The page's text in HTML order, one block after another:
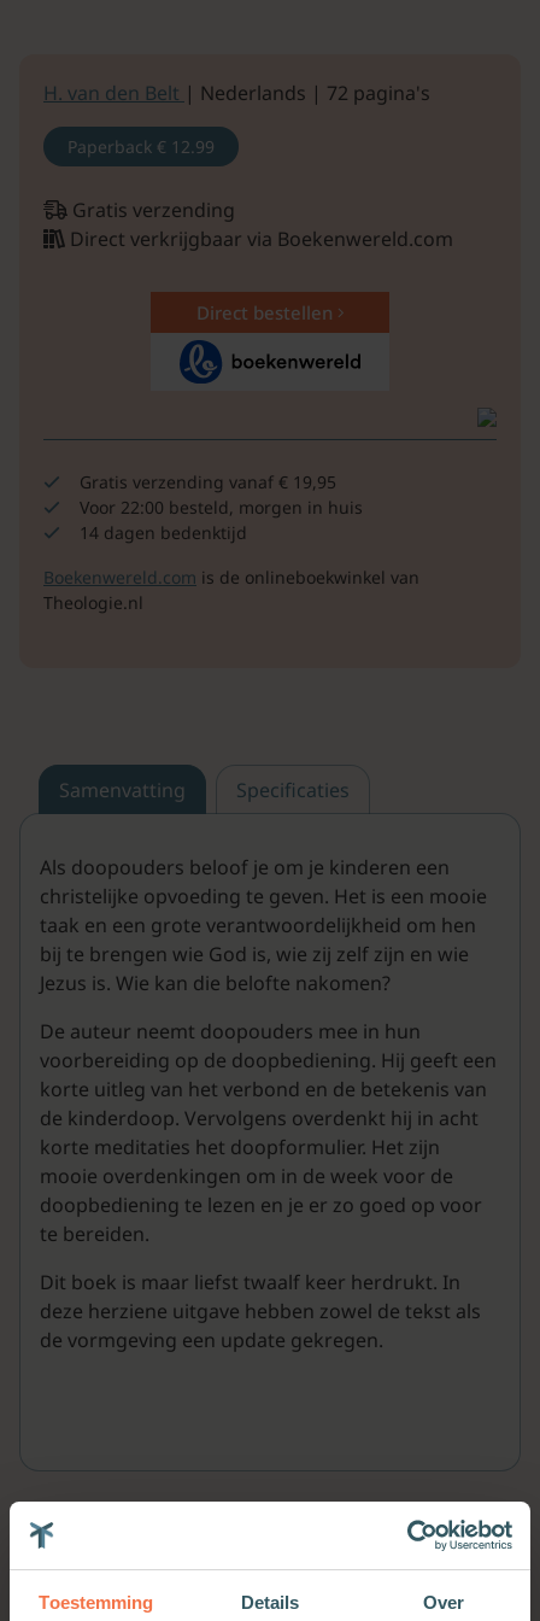
Toestemming Details Over
H. van den Belt | Nederlands | 72 pagina's
Paperback € 12.99
Gratis verzending
Direct verkrijgbaar via Boekenwereld.com
Direct bestellen
Gratis verzending vanaf € 19,95
Voor 22:00 besteld, morgen in huis
14 dagen bedenktijd
Boekenwereld.com is de onlineboekwinkel van
Theologie.nl
Samenvatting Specificaties
Als doopouders beloof je om je kinderen een
christelijke opvoeding te geven. Het is een mooie
taak en een grote verantwoordelijkheid om hen
bij te brengen wie God is, wie zij zelf zijn en wie
Jezus is. Wie kan die belofte nakomen?
De auteur neemt doopouders mee in hun
voorbereiding op de doopbediening. Hij geeft een
korte uitleg van het verbond en de betekenis van
de kinderdoop. Vervolgens overdenkt hij in acht
korte meditaties het doopformulier. Het zijn
mooie overdenkingen om in de week voor de
doopbediening te lezen en je er zo goed op voor
te bereiden.
Dit boek is maar liefst twaalf keer herdrukt. In
deze herziene uitgave hebben zowel de tekst als
de vormgeving een update gekregen.
Meer van deze auteur